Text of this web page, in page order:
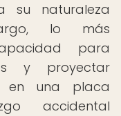
su naturaleza
lo más
para
y proyectar
en una placa
accidental